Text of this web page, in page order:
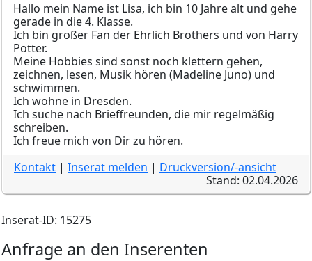
Hallo mein Name ist Lisa, ich bin 10 Jahre alt und gehe
gerade in die 4. Klasse.
Ich bin großer Fan der Ehrlich Brothers und von Harry
Potter.
Meine Hobbies sind sonst noch klettern gehen,
zeichnen, lesen, Musik hören (Madeline Juno) und
schwimmen.
Ich wohne in Dresden.
Ich suche nach Brieffreunden, die mir regelmäßig
schreiben.
Ich freue mich von Dir zu hören.
Kontakt | Inserat melden | Druckversion/-ansicht
Stand: 02.04.2026
Inserat-ID: 15275
Anfrage an den Inserenten